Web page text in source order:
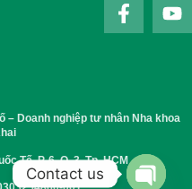
– Doanh nghiệp tư nhân Nha khoa
Tế, P. 6, Q. 3, Tp. HCM
Contact us